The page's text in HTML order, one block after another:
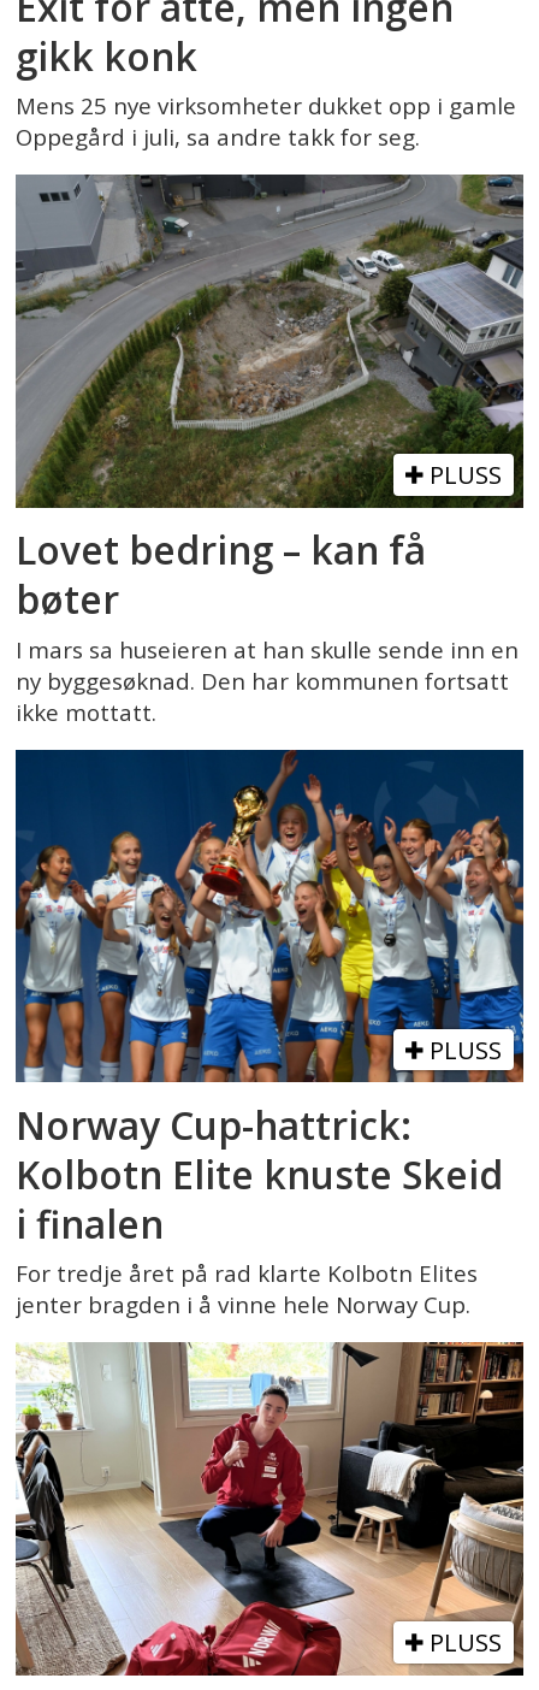
gikk konk
Mens 25 nye virksomheter dukket opp i gamle
Oppegård i juli, sa andre takk for seg.
PLUSS
Lovet bedring – kan få
bøter
I mars sa huseieren at han skulle sende inn en
ny byggesøknad. Den har kommunen fortsatt
ikke mottatt.
PLUSS
Norway Cup-hattrick:
Kolbotn Elite knuste Skeid
i finalen
For tredje året på rad klarte Kolbotn Elites
jenter bragden i å vinne hele Norway Cup.
PLUSS